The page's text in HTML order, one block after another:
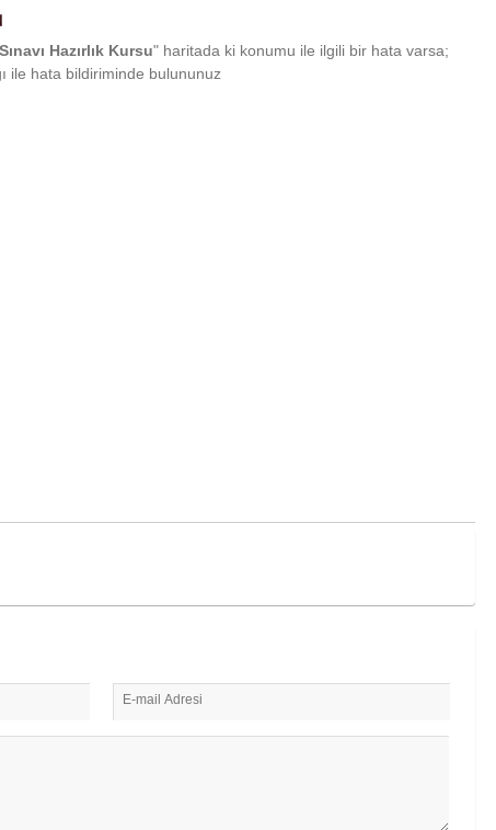
Hazırlık Kursu" haritada ki konumu ile ilgili bir hata varsa;
ile hata bildiriminde bulununuz
E-mail Adresi